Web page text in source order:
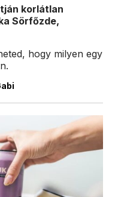
korlátlan
Sörfőzde,
hogy milyen egy